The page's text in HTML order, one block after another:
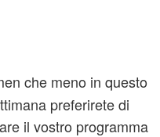
che meno in questo
preferirete di
il vostro programma